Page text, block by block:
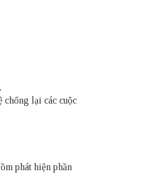
chống lại các cuộc
phát hiện phần